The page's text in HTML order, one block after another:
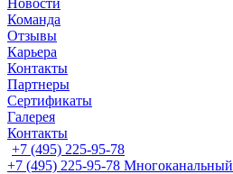
Новости
Команда
Отзывы
Карьера
Контакты
Партнеры
Сертификаты
Галерея
Контакты
+7 (495) 225-95-78
+7 (495) 225-95-78 Многоканальный